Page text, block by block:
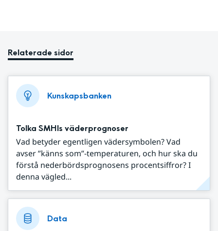
Relaterade sidor
Kunskapsbanken
Tolka SMHIs väderprognoser
Vad betyder egentligen vädersymbolen? Vad
avser ”känns som”-temperaturen, och hur ska du
förstå nederbördsprognosens procentsiffror? I
denna vägled...
Data